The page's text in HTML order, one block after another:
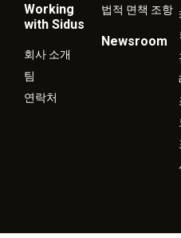
Working
with Sidus
회사 소개
팀
연락처
법적 면책 조항
Newsroom